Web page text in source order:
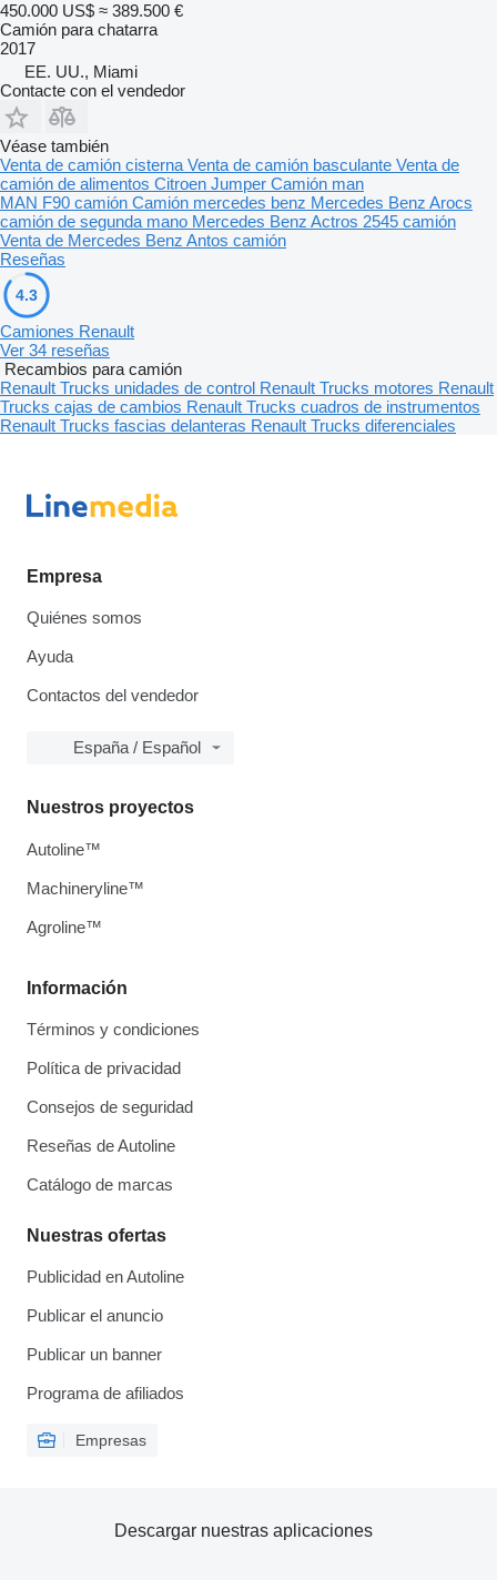
450.000 US$ ≈ 389.500 €
Camión para chatarra
2017
EE. UU., Miami
Contacte con el vendedor
Véase también
Venta de camión cisterna Venta de camión basculante Venta de
camión de alimentos Citroen Jumper Camión man
MAN F90 camión Camión mercedes benz Mercedes Benz Arocs
camión de segunda mano Mercedes Benz Actros 2545 camión
Venta de Mercedes Benz Antos camión
Reseñas
4.3
Camiones Renault
Ver 34 reseñas
Recambios para camión
Renault Trucks unidades de control Renault Trucks motores Renault
Trucks cajas de cambios Renault Trucks cuadros de instrumentos
Renault Trucks fascias delanteras Renault Trucks diferenciales
Empresa
Quiénes somos
Ayuda
Contactos del vendedor
España / Español
Información
Términos y condiciones
Política de privacidad
Consejos de seguridad
Reseñas de Autoline
Catálogo de marcas
Nuestras ofertas
Publicidad en Autoline
Publicar el anuncio
Publicar un banner
Programa de afiliados
Empresas
Nuestros proyectos
Autoline™
Machineryline™
Agroline™
Descargar nuestras aplicaciones